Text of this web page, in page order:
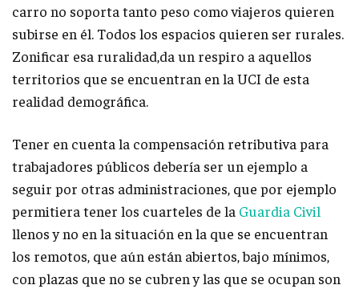
carro no soporta tanto peso como viajeros quieren
subirse en él. Todos los espacios quieren ser rurales.
Zonificar esa ruralidad,da un respiro a aquellos
territorios que se encuentran en la UCI de esta
realidad demográfica.
Tener en cuenta la compensación retributiva para
trabajadores públicos debería ser un ejemplo a
seguir por otras administraciones, que por ejemplo
permitiera tener los cuarteles de la Guardia Civil
llenos y no en la situación en la que se encuentran
los remotos, que aún están abiertos, bajo mínimos,
con plazas que no se cubren y las que se ocupan son